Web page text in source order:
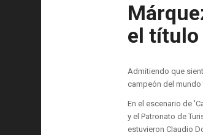
el título
Admitiendo que
campeón del
En el escenario de
y el Patronato de
estuvieron Claudio